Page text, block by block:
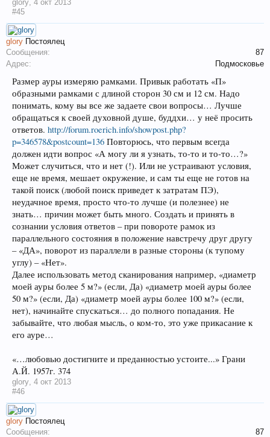
glory 4 окт 2013
#45
glory Постоялец
Сообщения:
87
Адрес:
Подмосковье
Размер ауры измеряю рамками. Привык работать «П»
образными рамками с длиной сторон 30 см и 12 см. Надо
понимать, кому вы все же задаете свои вопросы… Лучше
обращаться к своей духовной душе, буддхи… у неё просить
ответов. http://forum.roerich.info/showpost.php?
p=346578&postcount=136 Повторюсь, что первым всегда
должен идти вопрос «А могу ли я узнать, то-то и то-то…?»
Может случиться, что и нет (!). Или не устраивают условия,
еще не время, мешает окружение, и сам ты еще не готов на
такой поиск (любой поиск приведет к затратам ПЭ),
неудачное время, просто что-то лучше (и полезнее) не
знать… причин может быть много. Создать и принять в
сознании условия ответов – при повороте рамок из
параллельного состояния в положение навстречу друг другу
– «ДА», поворот из параллели в разные стороны (к тупому
углу) – «Нет».
Далее использовать метод сканирования например, «диаметр
моей ауры более 5 м?» (если, Да) «диаметр моей ауры более
50 м?» (если, Да) «диаметр моей ауры более 100 м?» (если,
нет), начинайте спускаться… до полного попадания. Не
забывайте, что любая мысль, о ком-то, это уже прикасание к
его ауре…
«…любовью достигните и преданностью устоите...» Грани
А.Й. 1957г. 374
glory 4 окт 2013
#46
glory Постоялец
Сообщения:
87